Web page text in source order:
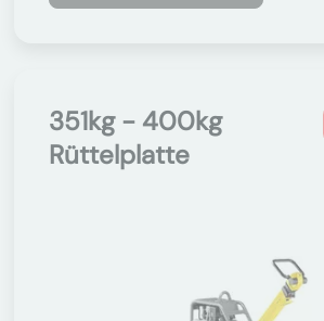
351kg - 400kg
Rüttelplatte